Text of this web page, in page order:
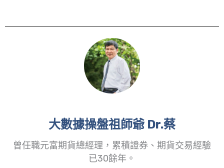
大數據操盤祖師爺 Dr.蔡
曾任職元富期貨總經理，累積證券、期貨交易經驗
已30餘年。